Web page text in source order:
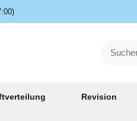
Revision